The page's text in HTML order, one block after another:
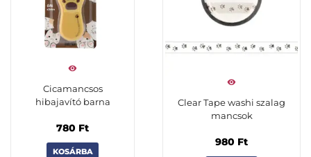
Cicamancsos
hibajavító barna
780 Ft
KOSÁRBA
Clear Tape washi szalag
mancsok
980 Ft